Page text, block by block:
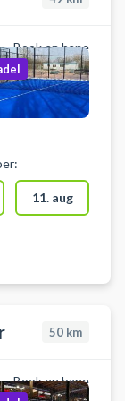
Book en bane
11. aug
50 km
Book en bane